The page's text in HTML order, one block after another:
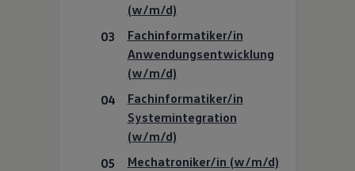
(w/m/d)
Fachinformatiker/in
Anwendungsentwicklung
(w/m/d)
Fachinformatiker/in
System­integration
(w/m/d)
Mechatroniker/in (w/m/d)